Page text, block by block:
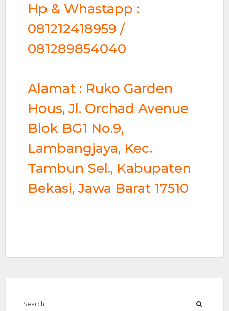
Hp & Whastapp :
081212418959 /
081289854040
Alamat : Ruko Garden
Hous, Jl. Orchad Avenue
Blok BG1 No.9,
Lambangjaya, Kec.
Tambun Sel., Kabupaten
Bekasi, Jawa Barat 17510